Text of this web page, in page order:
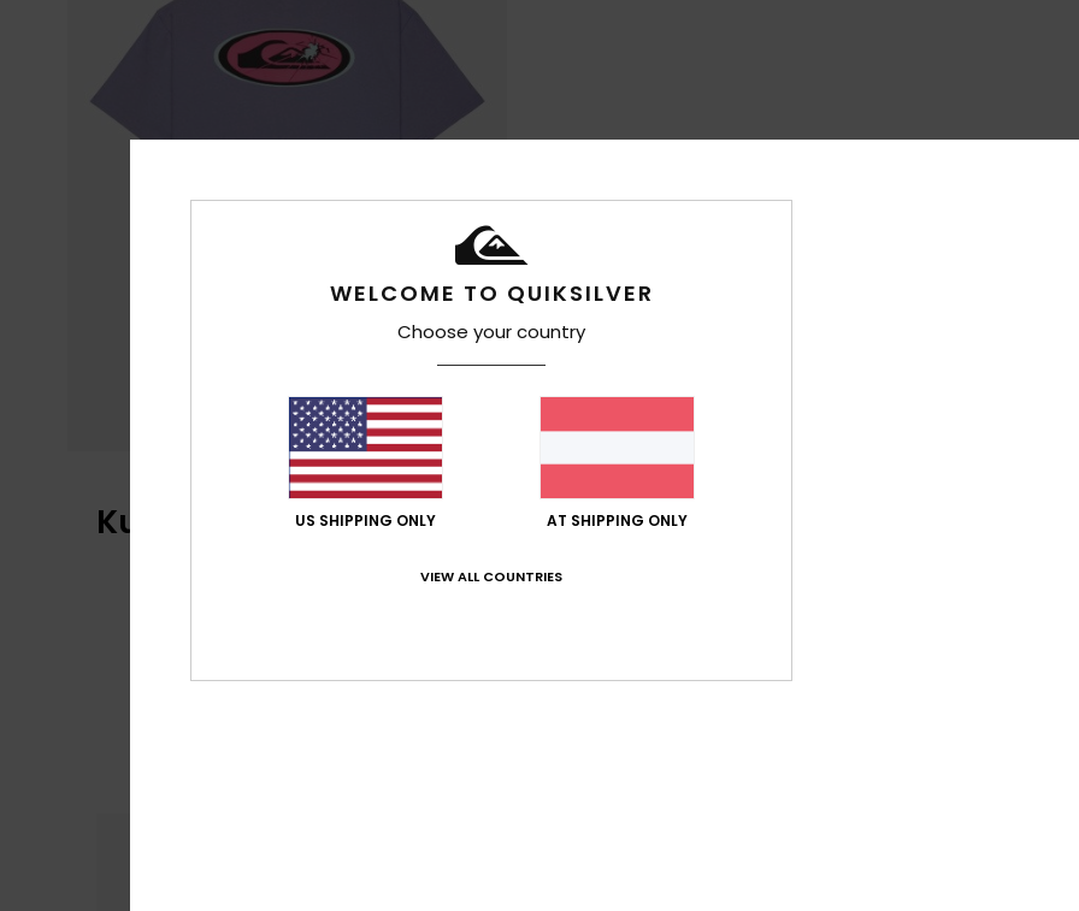
Kundenbewertungen
4.6
WELCOME TO QUIKSILVER
Choose your country
US SHIPPING ONLY AT SHIPPING ONLY
VIEW ALL COUNTRIES